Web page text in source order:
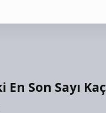
Son Sayı Kaç